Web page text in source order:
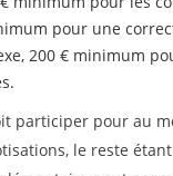
pour une
200 € minimum
participer pour au
le reste